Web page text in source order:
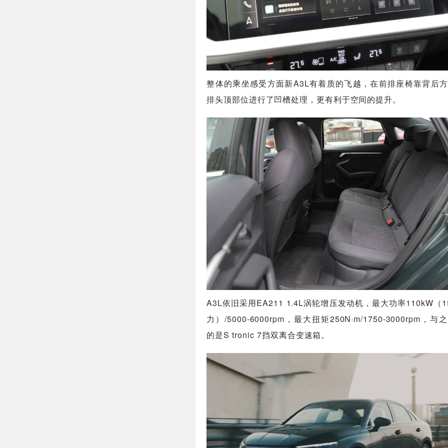
整体的乘坐感受方面新A3L有着质的飞越，在前排座椅靠背后
排头顶部位进行了凹槽处理，更有利于空间的提升。
A3L依旧采用EA211 1.4L涡轮增压发动机，最大功率110kW（
力）/5000-6000rpm，最大扭矩250N·m/1750-3000rpm，与
的是S tronic 7挡双离合变速箱。